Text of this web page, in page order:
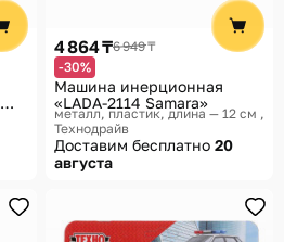
4 864 ₸6 949 ₸
-30%
Машина инерционная
«LADA-2114 Samara»
металл, пластик, длина — 12 см
Технодрайв
Доставим бесплатно 20
августа